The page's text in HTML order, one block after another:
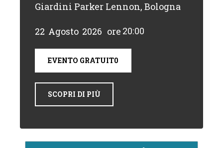
Giardini Parker Lennon, Bologna
22 Agosto 2026 ore 20:00
EVENTO GRATUIT0
SCOPRI DI PIÙ